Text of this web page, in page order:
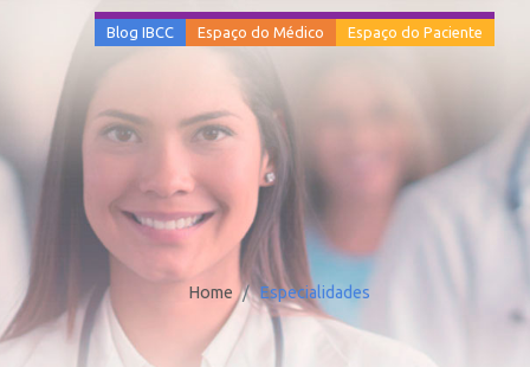
Blog IBCC Espaço do Médico Espaço do Paciente
Home Especialidades